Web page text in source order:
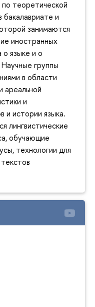
теоретической
бакалавриате и
занимаются
иностранных
о языке и о
группы
в области
ареальной
и
и истории языка.
лингвистические
обучающие
технологии для